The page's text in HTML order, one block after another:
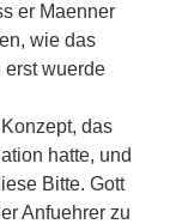
er Maenner
wie das
erst wuerde
das
hatte, und
Bitte. Gott
Anfuehrer zu